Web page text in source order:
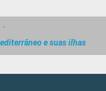
e suas ilhas